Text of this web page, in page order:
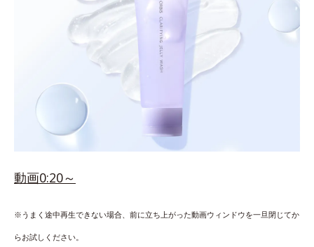
動画0:20～
※うまく途中再生できない場合、前に立ち上がった動画ウィンドウを一旦閉じてか
らお試しください。